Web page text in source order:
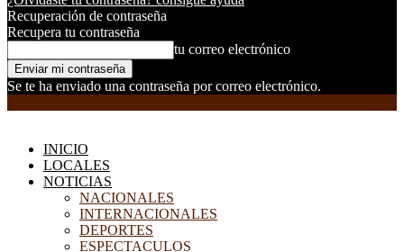
Recuperación de contraseña
Recupera tu contraseña
tu correo electrónico
Se te ha enviado una contraseña por correo electrónico.
INICIO
LOCALES
NOTICIAS
NACIONALES
INTERNACIONALES
DEPORTES
ESPECTACULOS